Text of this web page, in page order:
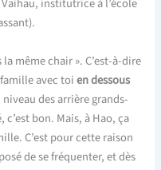
institutrice à l’école
même chair ». C’est-à-dire
famille avec toien dessous
niveau des arrière grands-
c’est bon. Mais, à Hao, ça
C’est pour cette raison
de se fréquenter, et dès